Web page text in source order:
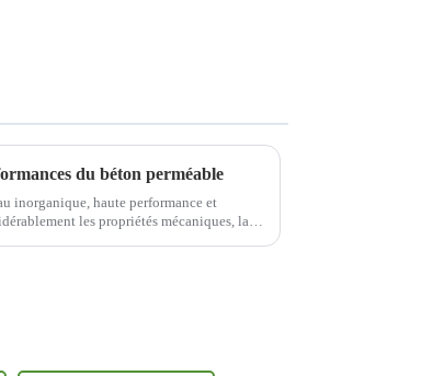
du béton perméable
inorganique, haute performance et
les propriétés mécaniques, la